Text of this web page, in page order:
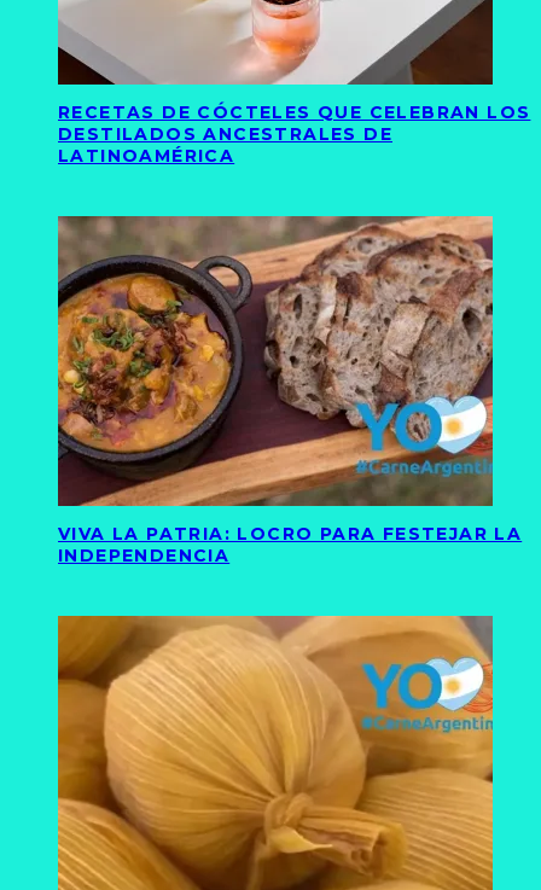
RECETAS DE CÓCTELES QUE CELEBRAN LOS
DESTILADOS ANCESTRALES DE
LATINOAMÉRICA
VIVA LA PATRIA: LOCRO PARA FESTEJAR LA
INDEPENDENCIA